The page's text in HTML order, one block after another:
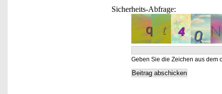
Sicherheits-Abfrage:
Geben Sie die Zeichen aus dem